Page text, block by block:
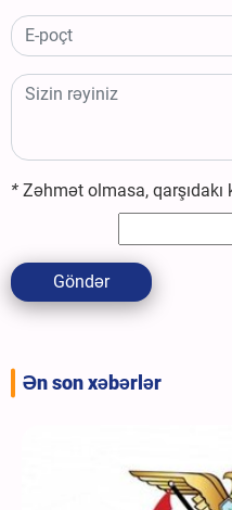
* Zəhmət olmasa, qarşıdakı
Göndər
Ən son xəbərlər